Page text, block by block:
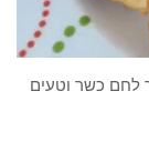
לחם כשר וטעים